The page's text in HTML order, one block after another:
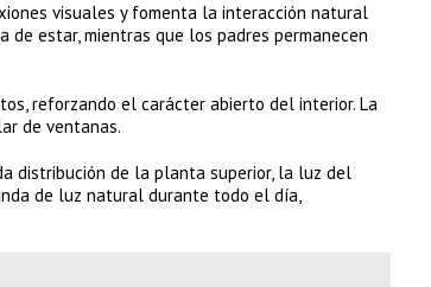
visuales y fomenta la interacción natural
estar, mientras que los padres permanecen
reforzando el carácter abierto del interior. La
de ventanas.
distribución de la planta superior, la luz del
de luz natural durante todo el día,